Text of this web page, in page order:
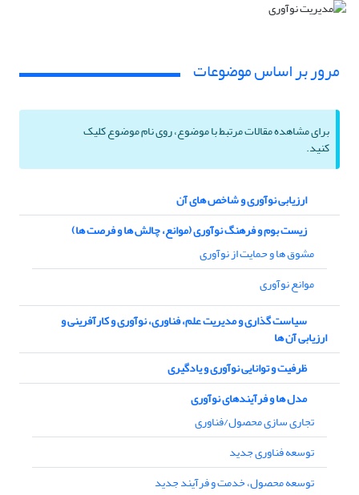
مرور بر اساس موضوعات
برای مشاهده مقالات مرتبط با موضوع، روی نام موضوع کلیک
کنید.
ارزیابی نوآوری و شاخص های آن
زیست بوم و فرهنگ نوآوری (موانع، چالش ها و فرصت ها)
مشوق ها و حمایت از نوآوری
موانع نوآوری
سیاست گذاری و مدیریت علم، فناوری، نوآوری و کارآفرینی و
ارزیابی آن ها
ظرفیت و توانایی نوآوری و یادگیری
مدل ها و فرآیندهای نوآوری
تجاری سازی محصول/فناوری
توسعه فناوری جدید
توسعه محصول، خدمت و فرآیند جدید